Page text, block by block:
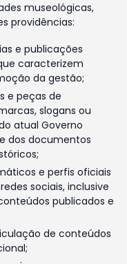
museológicas,
providências:
e publicações
caracterizem
da gestão;
e peças de
slogans ou
atual Governo
dos documentos
e perfis oficiais
sociais, inclusive
publicados e
de conteúdos